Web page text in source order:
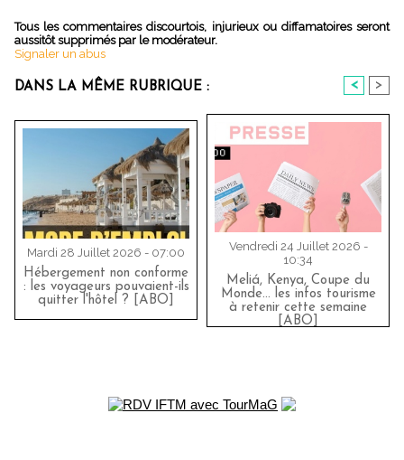
Tous les commentaires discourtois, injurieux ou diffamatoires seront
aussitôt supprimés par le modérateur.
Signaler un abus
DANS LA MÊME RUBRIQUE : < >
Mardi 28 Juillet 2026 - 07:00
Hébergement non conforme
: les voyageurs pouvaient-ils
quitter l'hôtel ? [ABO]
Vendredi 24 Juillet 2026 -
10:34
Meliá, Kenya, Coupe du
Monde… les infos tourisme
à retenir cette semaine
[ABO]